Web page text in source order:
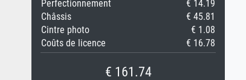
Perfectionnement
€ 14.19
Châssis
€ 45.81
Cintre photo
€ 1.08
Coûts de licence
€ 16.78
€ 161.74